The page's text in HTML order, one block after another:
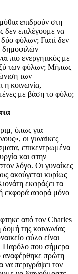
επιδρούν στη
δεν επιλέγουμε να
φύλων; Γιατί δεν
δημοφιλών
πιο ενεργητικός με
των φύλων; Μήπως
των
η κοινωνία,
με βάση το φύλο;
όπως για
οι γυναίκες
επικεντρωμένα
και στην
λόγο. Οι γυναίκες
ακούγεται κυρίως
εκφράζει τα
εκφορά αφορά μόνο
από τον Charles
της κοινωνίας
φύλο είναι
Παρόλο που σήμερα
αναφέρθηκε πρώτη
περιγράψει τον